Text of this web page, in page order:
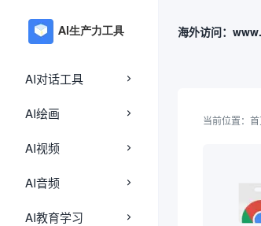
AI对话工具
AI绘画
AI视频
AI音频
AI教育学习
海外访问：
当前位置：